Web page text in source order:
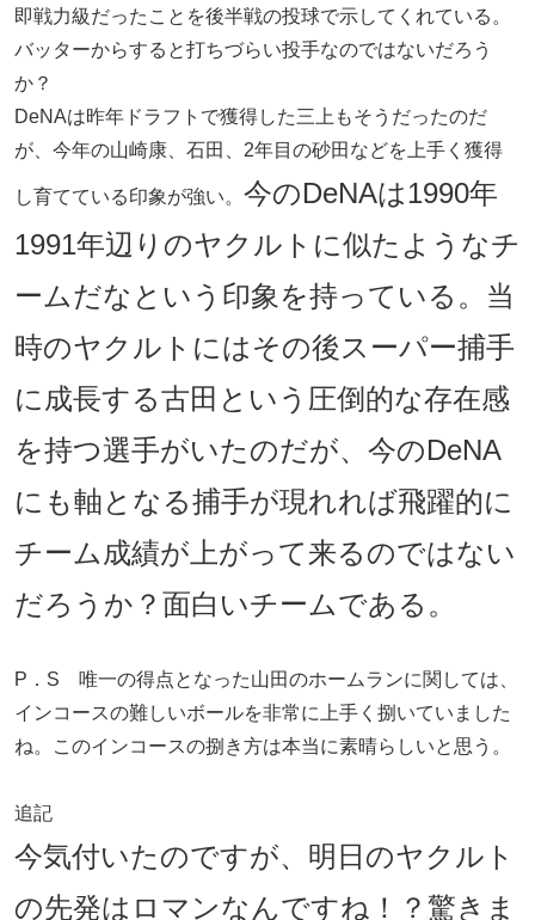
即戦力級だったことを後半戦の投球で示してくれている。
バッターからすると打ちづらい投手なのではないだろう
か？
DeNAは昨年ドラフトで獲得した三上もそうだったのだ
が、今年の山崎康、石田、2年目の砂田などを上手く獲得
し育てている印象が強い。 今のDeNAは1990年
1991年辺りのヤクルトに似たようなチ
ームだなという印象を持っている。当
時のヤクルトにはその後スーパー捕手
に成長する古田という圧倒的な存在感
を持つ選手がいたのだが、今のDeNA
にも軸となる捕手が現れれば飛躍的に
チーム成績が上がって来るのではない
だろうか？面白いチームである。
P．S 唯一の得点となった山田のホームランに関しては、
インコースの難しいボールを非常に上手く捌いていました
ね。このインコースの捌き方は本当に素晴らしいと思う。
追記
今気付いたのですが、明日のヤクルト
の先発はロマンなんですね！？驚きま